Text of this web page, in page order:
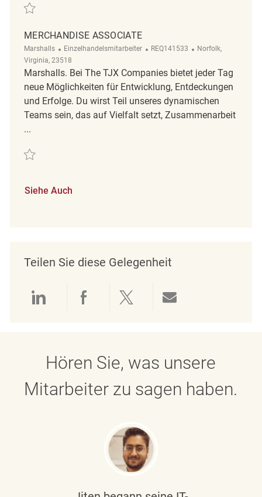
Retten Merchandise Associate REQ140981
MERCHANDISE ASSOCIATE
Marshalls Kategorie
Einzelhandelsmitarbeiter ReqId
REQ141533 Ort
Norfolk,
Virginia, 23518
Marshalls. Bei The TJX Companies bietet jeder Tag
neue Möglichkeiten für Entwicklung, Entdeckungen
und Erfolge. Du wirst Teil unseres dynamischen
Teams sein, das auf Vielfalt setzt, Zusammenarbeit
...
Retten Merchandise Associate REQ141533
Siehe Auch
Teilen Sie diese Gelegenheit
Über LinkedIn teilen
Über Facebook teilen
Über Twitter teilen
Hören Sie, was unsere
Mitarbeiter zu sagen haben.